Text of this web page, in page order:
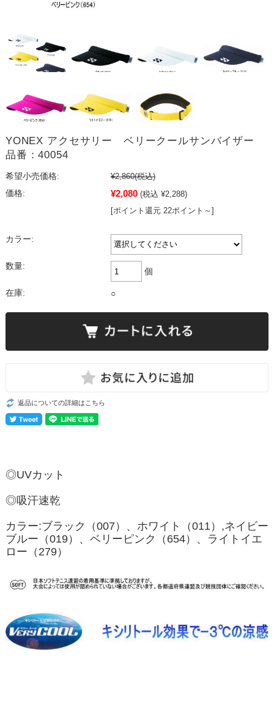
YONEX アクセサリー ベリークールサンバイザー
品番：40054
希望小売価格: ¥2,860(税込)
価格:
¥2,080 (税込 ¥2,288)
[ポイント還元 22ポイント～]
カラー:
数量:
個
在庫: ○
返品についての詳細はこちら
◎UVカット
◎吸汗速乾
カラー:ブラック（007）、ホワイト（011）,ネイビー
ブルー（019）、ベリーピンク（654）、ライトイエ
ロー（279）